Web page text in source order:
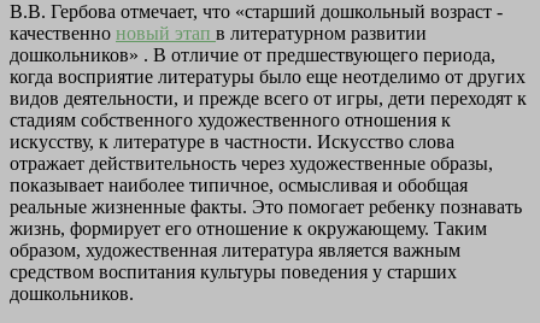
В.В. Гербова отмечает, что «старший дошкольный возраст -
качественно новый этап в литературном развитии
дошкольников» . В отличие от предшествующего периода,
когда восприятие литературы было еще неотделимо от других
видов деятельности, и прежде всего от игры, дети переходят к
стадиям собственного художественного отношения к
искусству, к литературе в частности. Искусство слова
отражает действительность через художественные образы,
показывает наиболее типичное, осмысливая и обобщая
реальные жизненные факты. Это помогает ребенку познавать
жизнь, формирует его отношение к окружающему. Таким
образом, художественная литература является важным
средством воспитания культуры поведения у старших
дошкольников.